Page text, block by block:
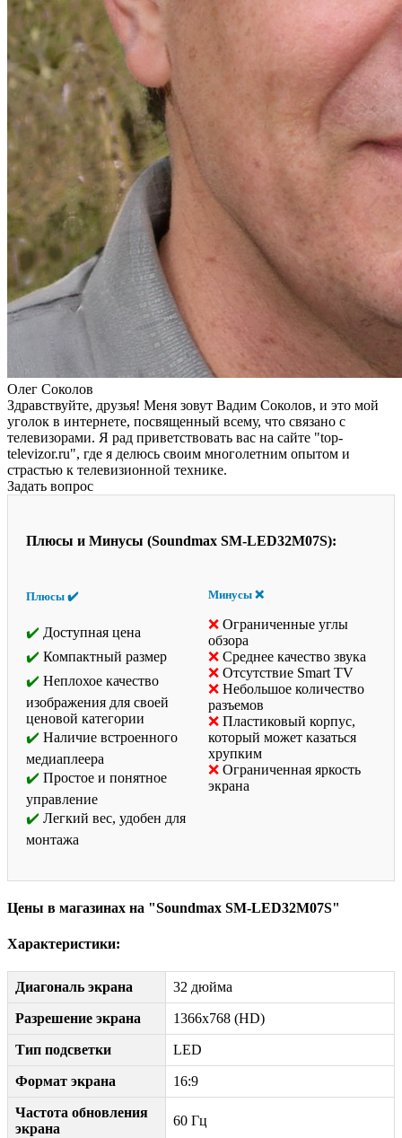
Олег Соколов
Здравствуйте, друзья! Меня зовут Вадим Соколов, и это мой
уголок в интернете, посвященный всему, что связано с
телевизорами. Я рад приветствовать вас на сайте "top-
televizor.ru", где я делюсь своим многолетним опытом и
страстью к телевизионной технике.
Задать вопрос
Плюсы и Минусы (Soundmax SM-LED32M07S):
Плюсы ✔️
Доступная цена
Компактный размер
Неплохое качество
изображения для своей
ценовой категории
Наличие встроенного
медиаплеера
Простое и понятное
управление
Легкий вес, удобен для
монтажа
Минусы ❌
Ограниченные углы
обзора
Среднее качество звука
Отсутствие Smart TV
Небольшое количество
разъемов
Пластиковый корпус,
который может казаться
хрупким
Ограниченная яркость
экрана
Цены в магазинах на "Soundmax SM-LED32M07S"
Характеристики:
Диагональ экрана 32 дюйма
Разрешение экрана 1366x768 (HD)
Тип подсветки LED
Формат экрана 16:9
Частота обновления
экрана
60 Гц